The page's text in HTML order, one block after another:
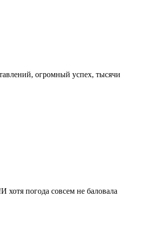
огромный успех, тысячи
погода совсем не баловала